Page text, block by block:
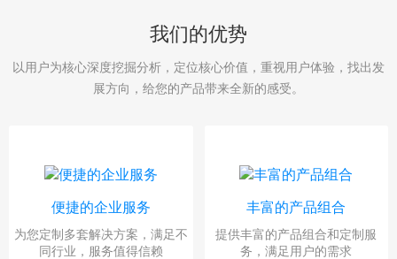
我们的优势
以用户为核心深度挖掘分析，定位核心价值，重视用户体验，找出发
展方向，给您的产品带来全新的感受。
便捷的企业服务
为您定制多套解决方案，满足不
同行业，服务值得信赖
丰富的产品组合
提供丰富的产品组合和定制服
务，满足用户的需求